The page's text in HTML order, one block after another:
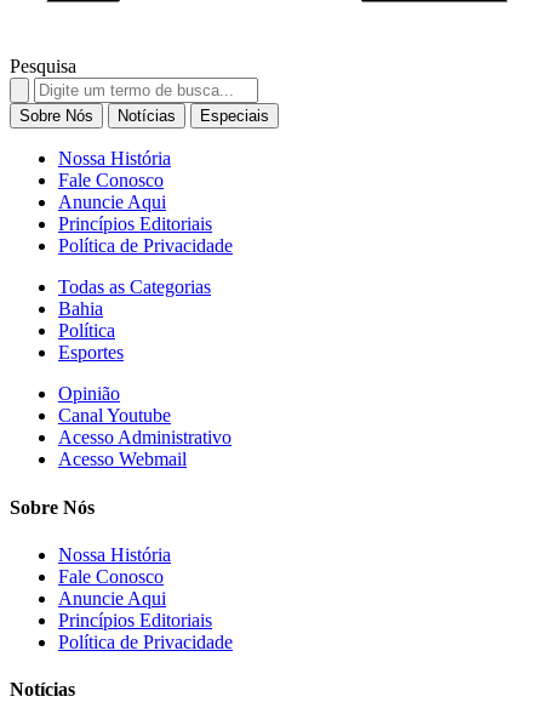
Pesquisa
Search
for:
Sobre Nós Notícias Especiais
Nossa História
Fale Conosco
Anuncie Aqui
Princípios Editoriais
Política de Privacidade
Todas as Categorias
Bahia
Política
Esportes
Opinião
Canal Youtube
Acesso Administrativo
Acesso Webmail
Sobre Nós
Nossa História
Fale Conosco
Anuncie Aqui
Princípios Editoriais
Política de Privacidade
Notícias